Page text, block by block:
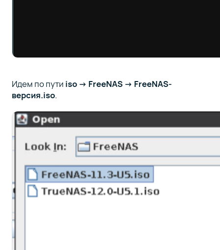
Идем по пути iso -> FreeNAS -> FreeNAS-
версия.iso.